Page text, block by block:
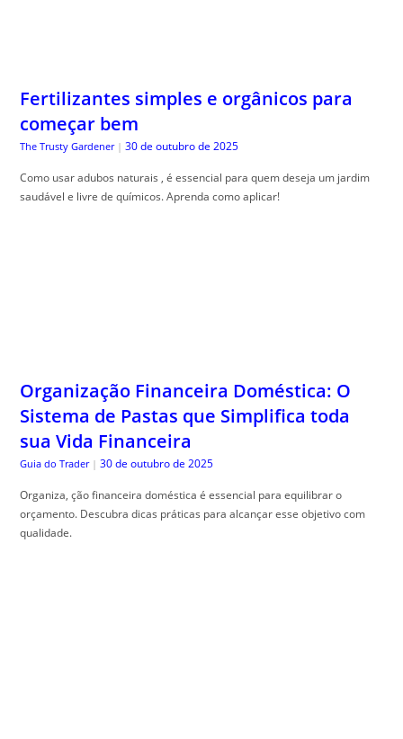
Fertilizantes simples e orgânicos para
começar bem
The Trusty Gardener | 30 de outubro de 2025
Como usar adubos naturais , é essencial para quem deseja um jardim
saudável e livre de químicos. Aprenda como aplicar!
Organização Financeira Doméstica: O
Sistema de Pastas que Simplifica toda
sua Vida Financeira
Guia do Trader | 30 de outubro de 2025
Organiza, ção financeira doméstica é essencial para equilibrar o
orçamento. Descubra dicas práticas para alcançar esse objetivo com
qualidade.